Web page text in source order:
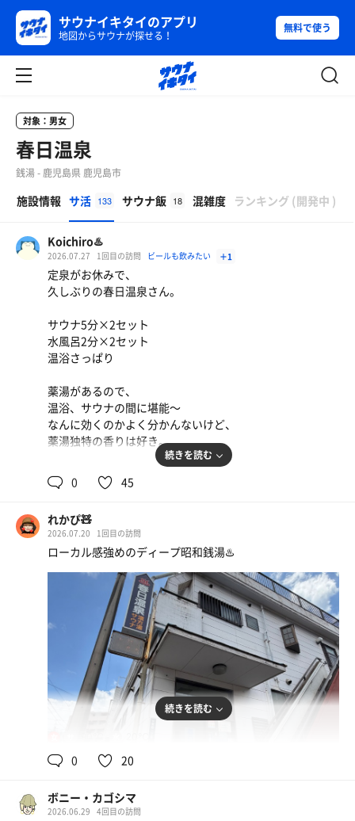
サウナイキタイのアプリ
地図からサウナが探せる！
無料で使う
対象：男女
春日温泉
銭湯 - 鹿児島県 鹿児島市
施設情報 サ活 133 サウナ飯 18 混雑度 ランキング (開発中 )
Koichiro♨️
2026.07.27 1回目の訪問 ビールも飲みたい ＋1
定泉がお休みで、
久しぶりの春日温泉さん。
サウナ5分×2セット
水風呂2分×2セット
温浴さっぱり
薬湯があるので、
温浴、サウナの間に堪能〜
なんに効くのかよく分かんないけど、
薬湯独特の香りは好き。
本日もサッパリ！ありがとうございます♨️
続きを読む
0 45
れかぴ🧸
2026.07.20 1回目の訪問
ローカル感強めのディープ昭和銭湯♨️
続きを読む
0 20
ボニー・カゴシマ
2026.06.29 4回目の訪問